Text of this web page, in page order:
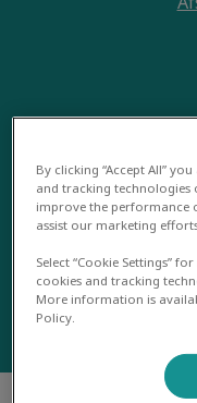
By clicking “Accept All”
and tracking technologies
improve the performance
assist our marketing
Select “Cookie Settings”
cookies and tracking
More information is
Policy.